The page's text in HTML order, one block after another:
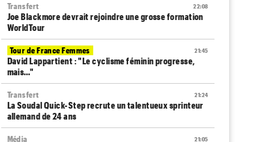
22:08
Transfert
Joe Blackmore devrait rejoindre une grosse formation
WorldTour
21:45
Tour de France Femmes
David Lappartient : "Le cyclisme féminin progresse,
mais…"
21:24
Transfert
La Soudal Quick-Step recrute un talentueux sprinteur
allemand de 24 ans
21:05
Média